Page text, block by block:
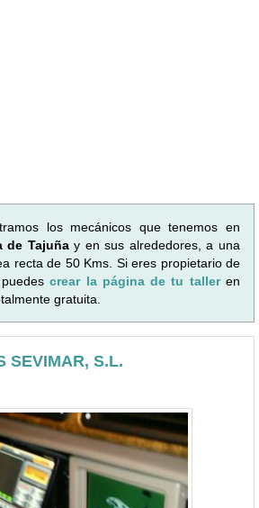
los mecánicos que tenemos en
de Tajuñay en sus alrededores, a una
recta de 50 Kms. Si eres propietario de
puedescrear la página de tu talleren
gratuita.
SEVIMAR, S.L.